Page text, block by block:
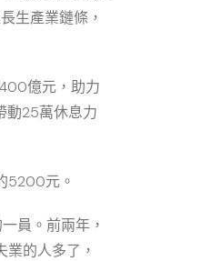
生產業鏈條，
億元，助力
動25萬休息力
5200元。
員。前兩年，
的人多了，